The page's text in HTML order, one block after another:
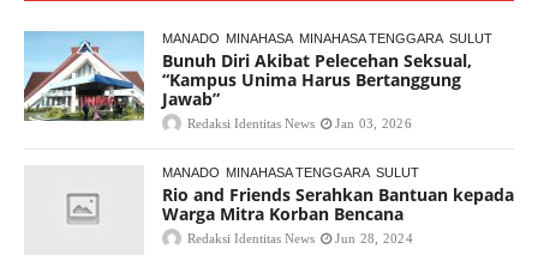
MANADO MINAHASA MINAHASA TENGGARA SULUT
Bunuh Diri Akibat Pelecehan Seksual,
“Kampus Unima Harus Bertanggung
Jawab”
Redaksi Identitas News Jan 03, 2026
MANADO MINAHASA TENGGARA SULUT
Rio and Friends Serahkan Bantuan kepada
Warga Mitra Korban Bencana
Redaksi Identitas News Jun 28, 2024